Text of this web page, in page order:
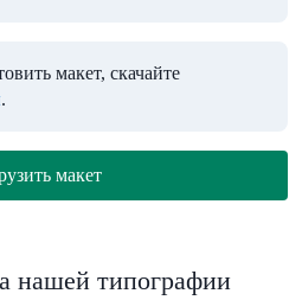
макет, скачайте
.
макет
нашей типографии